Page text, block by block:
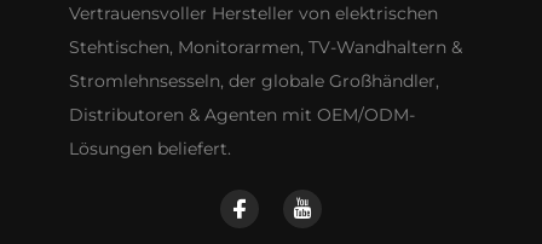
Vertrauensvoller Hersteller von elektrischen
Stehtischen, Monitorarmen, TV-Wandhaltern &
Stromlehnsesseln, der globale Großhändler,
Distributoren & Agenten mit OEM/ODM-
Lösungen beliefert.